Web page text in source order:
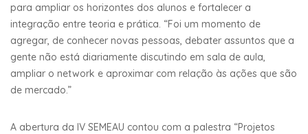
para ampliar os horizontes dos alunos e fortalecer a
integração entre teoria e prática. “Foi um momento de
agregar, de conhecer novas pessoas, debater assuntos que a
gente não está diariamente discutindo em sala de aula,
ampliar o network e aproximar com relação às ações que são
de mercado.”
A abertura da IV SEMEAU contou com a palestra “Projetos